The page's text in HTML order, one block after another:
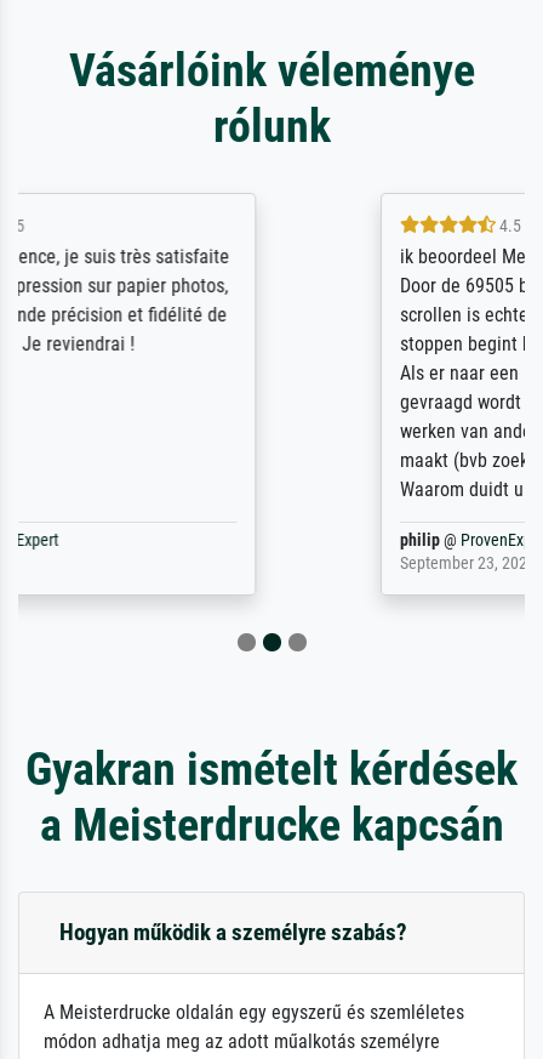
Vásárlóink véleménye
rólunk
ik beoordeel Meisterdrucke zeer positief.
Door de 69505 beschikbare kunstenaars
scrollen is echter onbegonnen werk (na
stoppen begint het weer van voor af aan).
gevraagd wordt krijg je ook een aantal
werken van andere wat het onoverzichtelijk
maakt (bvb zoek Ros = ook Rops, Rose etc).
Gyakran ismételt kérdések
a Meisterdrucke kapcsán
Hogyan működik a személyre szabás?
A Meisterdrucke oldalán egy egyszerű és szemléletes
módon adhatja meg az adott műalkotás személyre